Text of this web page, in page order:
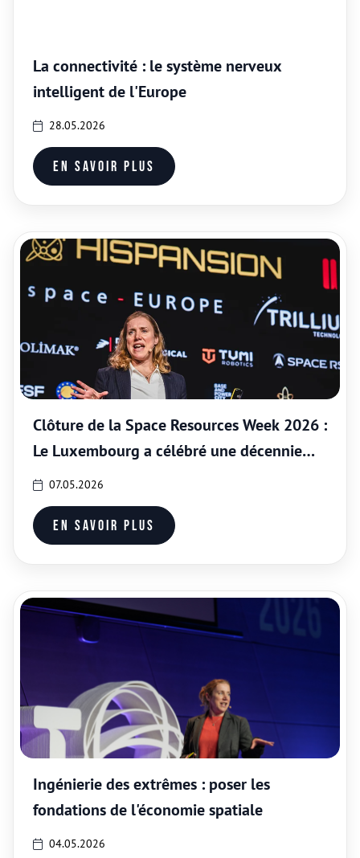
La connectivité : le système nerveux
intelligent de l'Europe
28.05.2026
En savoir plus
Clôture de la Space Resources Week 2026 :
Le Luxembourg a célébré une décennie
d’innovation et d’ambition spatiale
07.05.2026
En savoir plus
Ingénierie des extrêmes : poser les
fondations de l'économie spatiale
04.05.2026